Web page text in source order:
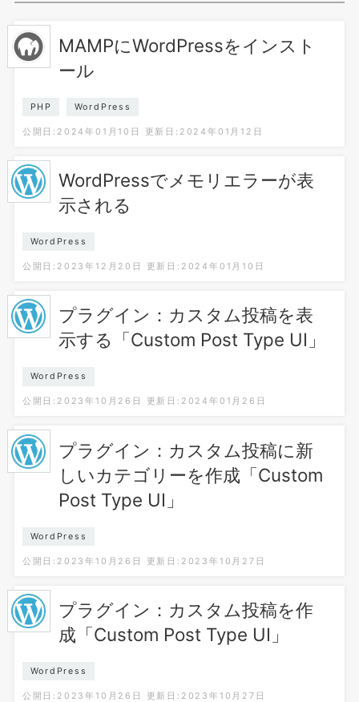
MAMPにWordPressをインスト
ール
PHP WordPress
公開日:2024年01月10日 更新日:2024年01月12日
WordPressでメモリエラーが表
示される
WordPress
公開日:2023年12月20日 更新日:2024年01月10日
プラグイン：カスタム投稿を表
示する「Custom Post Type UI」
WordPress
公開日:2023年10月26日 更新日:2024年01月26日
プラグイン：カスタム投稿に新
しいカテゴリーを作成「Custom
Post Type UI」
WordPress
公開日:2023年10月26日 更新日:2023年10月27日
プラグイン：カスタム投稿を作
成「Custom Post Type UI」
WordPress
公開日:2023年10月26日 更新日:2023年10月27日